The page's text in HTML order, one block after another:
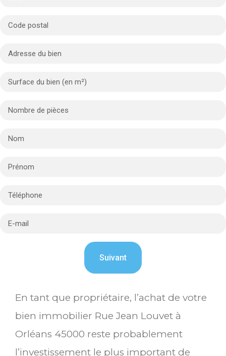
En tant que propriétaire, l’achat de votre
bien immobilier Rue Jean Louvet à
Orléans 45000 reste probablement
l’investissement le plus important de